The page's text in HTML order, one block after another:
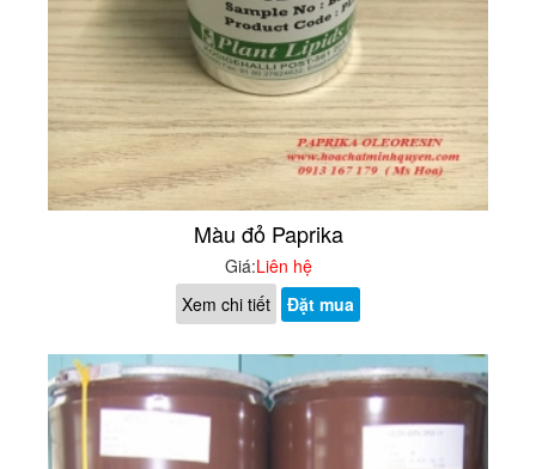
Màu đỏ Paprika
Giá:Liên hệ
Xem chi tiết
Đặt mua